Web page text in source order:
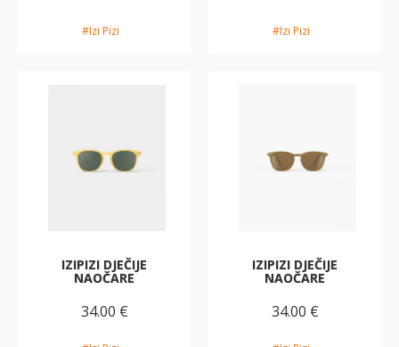
#Izi Pizi #Izi Pizi
IZIPIZI DJEČIJE
NAOČARE
34.00 €
IZIPIZI DJEČIJE
NAOČARE
34.00 €